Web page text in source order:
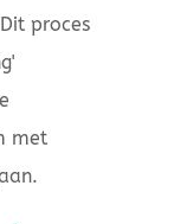
proces
met